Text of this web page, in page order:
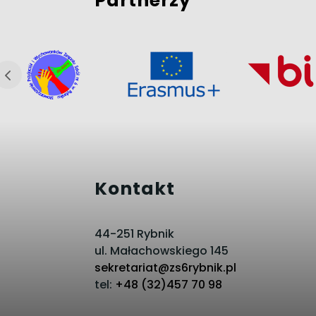
Kontakt
44-251 Rybnik
ul. Małachowskiego 145
sekretariat@zs6rybnik.pl
tel: +48 (32)457 70 98